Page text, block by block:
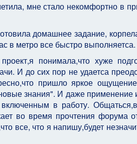
мне стало некомфортно в
домашнее задание,
в метро все быстро выполняетса.
понимала,что хуже
И до сих пор не удаетса
пришло яркое
знания". И даже применение
в работу.
во время прочтения форума
все, что я напишу,будет